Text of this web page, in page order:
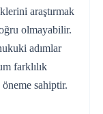
araştırmak
olmayabilir.
adımlar
farklılık
sahiptir.